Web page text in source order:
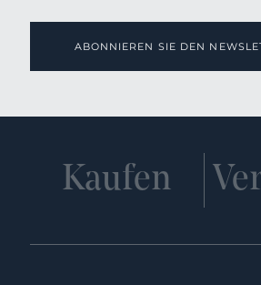
ABONNIEREN SIE DEN
Kaufen